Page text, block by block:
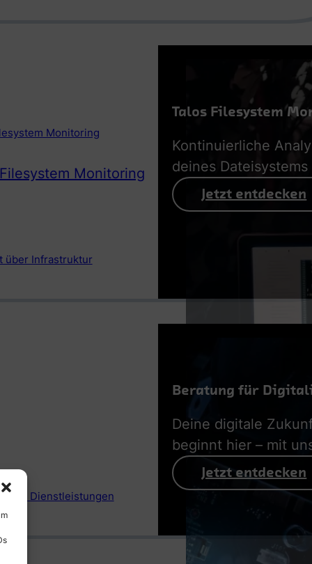
Monitoring
Monitoring
über Infrastruktur
Talos Filesystem
Kontinuierliche
deines Dateisystems
Jetzt entdecken
aller Dienstleistungen
Beratung für
Deine digitale
beginnt hier – mit
Jetzt entdecken